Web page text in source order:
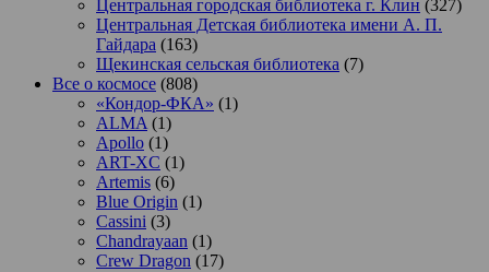
Центральная городская библиотека г. Клин (327)
Центральная Детская библиотека имени А. П.
Гайдара (163)
Щекинская сельская библиотека (7)
Все о космосе (808)
«Кондор-ФКА» (1)
ALMA (1)
Apollo (1)
ART-XC (1)
Artemis (6)
Blue Origin (1)
Cassini (3)
Chandrayaan (1)
Crew Dragon (17)